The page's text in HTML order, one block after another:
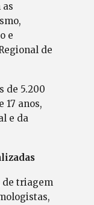
e
de
de 5.200
17 anos,
e da
de triagem